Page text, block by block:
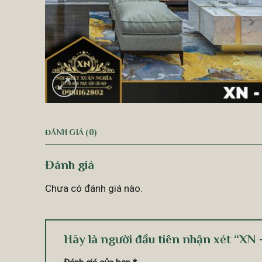
ĐÁNH GIÁ (0)
Đánh giá
Chưa có đánh giá nào.
Hãy là người đầu tiên nhận xét “XN